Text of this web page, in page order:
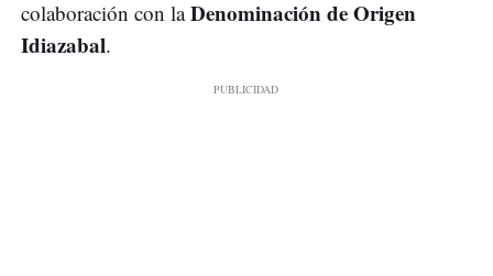
colaboración con laDenominación de Origen
Idiazabal.